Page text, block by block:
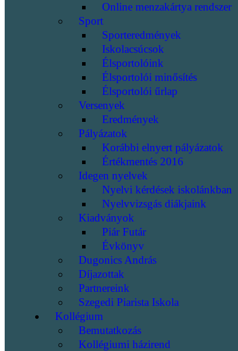
Online menzakártya rendszer
Sport
Sporteredmények
Iskolacsúcsok
Élsportolóink
Élsportolói minősítés
Élsportolói űrlap
Versenyek
Eredmények
Pályázatok
Korábbi elnyert pályázatok
Értékmentés 2016
Idegen nyelvek
Nyelvi kérdések iskolánkban
Nyelvvizsgás diákjaink
Kiadványok
Piár Futár
Évkönyv
Dugonics András
Díjazottak
Partnereink
Szegedi Piarista Iskola
Kollégium
Bemutatkozás
Kollégiumi házirend